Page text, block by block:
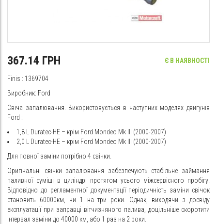
367.14 ГРН Є В НАЯВНОСТІ
Finis : 1369704
Виробник: Ford
Свіча запалювання. Використовується в наступних моделях двигунів
Ford :
1,8
Duratec-HE – крім Ford Mondeo Mk III (2000-2007)
2,0
Duratec-HE – крім Ford Mondeo Mk III (2000-2007)
Для повної заміни потрібно 4 свічки.
Оригінальні свічки запалювання забезпечують стабільне займання
паливної суміші в циліндрі протягом усього міжсервісного пробігу.
Відповідно до регламентної документації періодичність заміни свічок
становить 60000км, чи 1 на три роки. Однак, виходячи з досвіду
експлуатації при заправці вітчизняного палива, доцільніше скоротити
інтервал заміни до 40000 км, або 1 раз на 2 роки.